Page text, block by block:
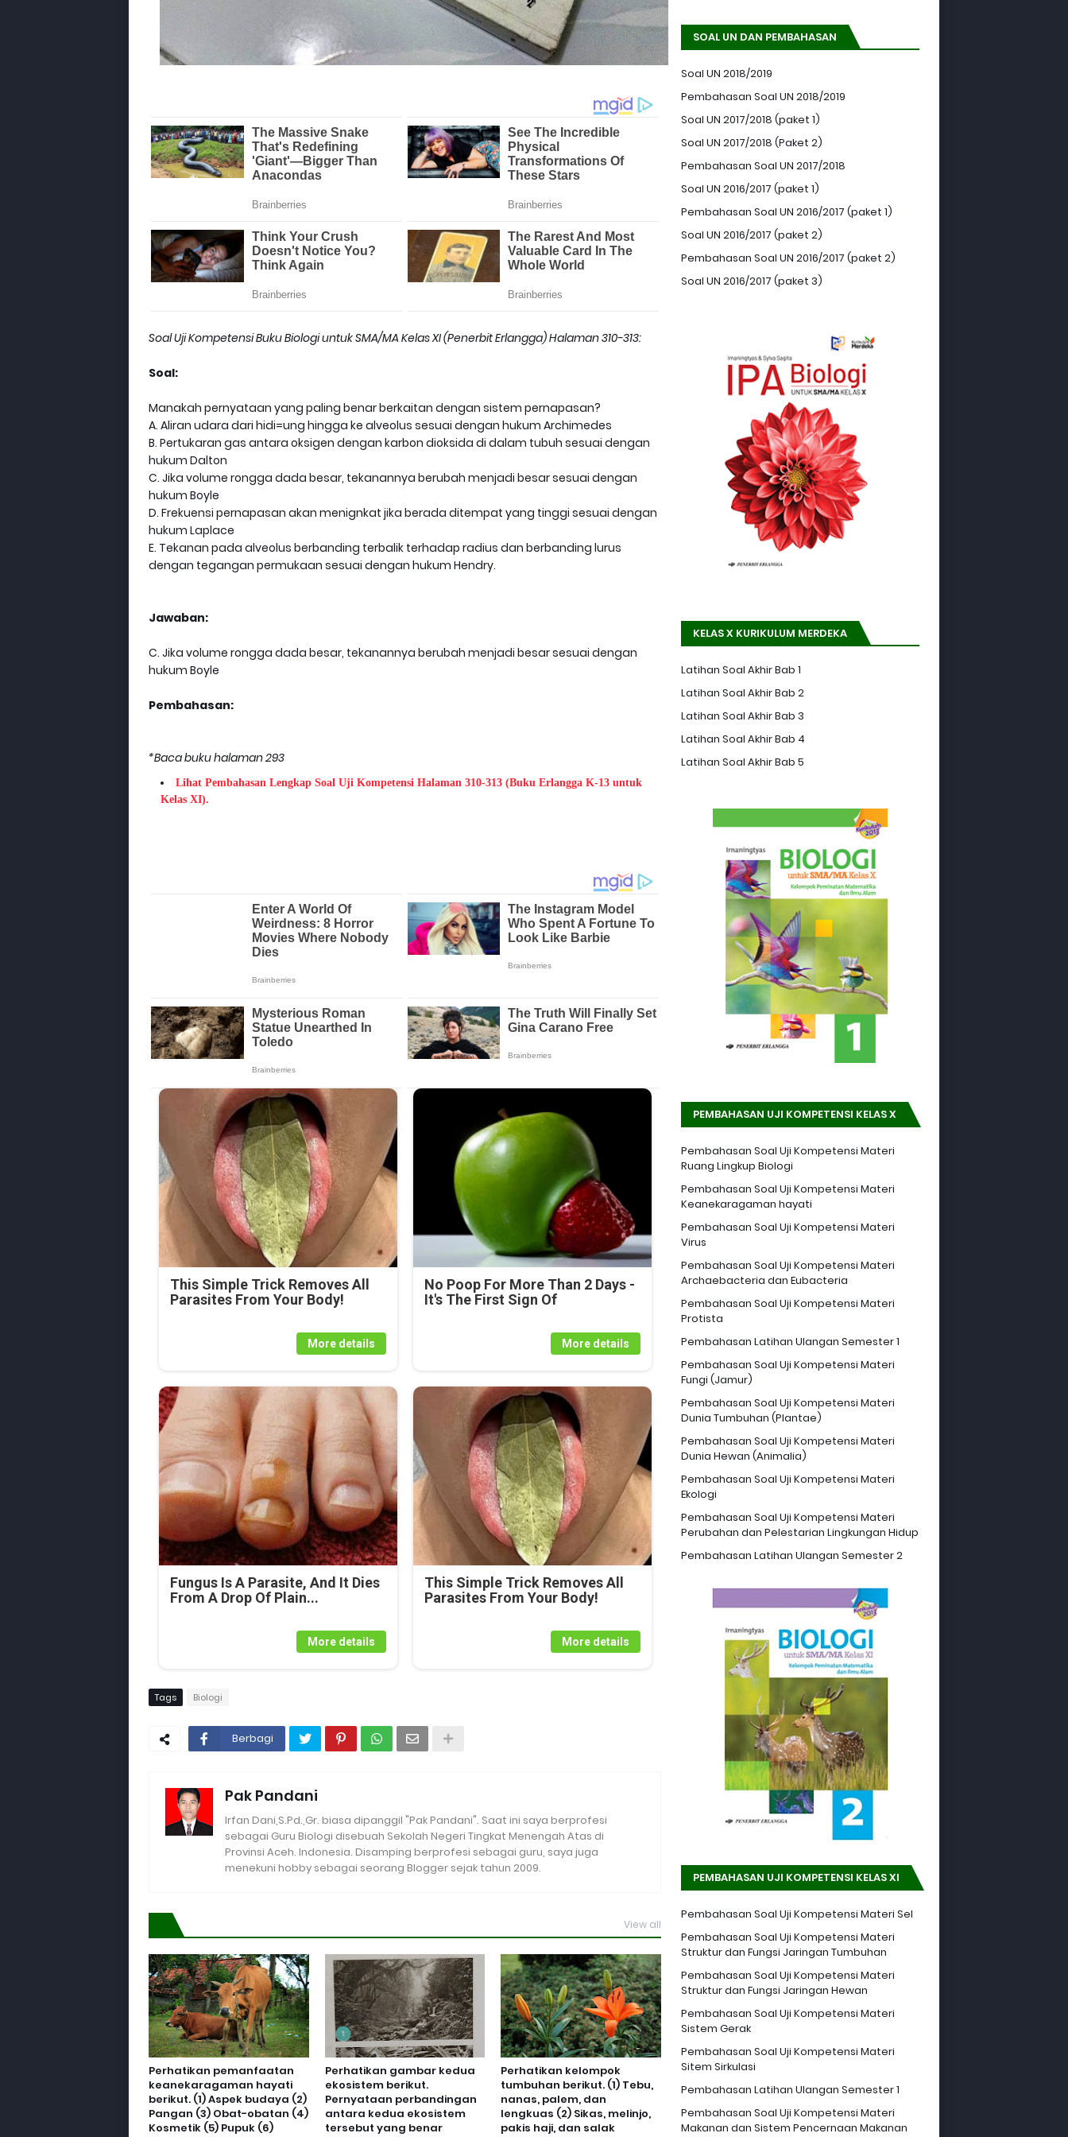
Soal Uji Kompetensi Buku Biologi untuk SMA/MA Kelas XI (Penerbit Erlangga) Halaman 310-313:
Soal:
Manakah pernyataan yang paling benar berkaitan dengan sistem pernapasan?
A. Aliran udara dari hidi=ung hingga ke alveolus sesuai dengan hukum Archimedes
B. Pertukaran gas antara oksigen dengan karbon dioksida di dalam tubuh sesuai dengan
hukum Dalton
C. Jika volume rongga dada besar, tekanannya berubah menjadi besar sesuai dengan
hukum Boyle
D. Frekuensi pernapasan akan menignkat jika berada ditempat yang tinggi sesuai dengan
hukum Laplace
E. Tekanan pada alveolus berbanding terbalik terhadap radius dan berbanding lurus
dengan tegangan permukaan sesuai dengan hukum Hendry.
Jawaban:
C. Jika volume rongga dada besar, tekanannya berubah menjadi besar sesuai dengan
hukum Boyle
Pembahasan:
*Baca buku halaman 293
Lihat Pembahasan Lengkap Soal Uji Kompetensi Halaman 310-313 (Buku Erlangga K-13 untuk
Kelas XI).
This Simple Trick Removes All
Parasites From Your Body!
More details
No Poop For More Than 2 Days -
It's The First Sign Of
More details
Fungus Is A Parasite, And It Dies
From A Drop Of Plain...
More details
This Simple Trick Removes All
Parasites From Your Body!
More details
Tags Biologi
Berbagi
Pak Pandani
Irfan Dani,S.Pd.,Gr. biasa dipanggil "Pak Pandani". Saat ini saya berprofesi
sebagai Guru Biologi disebuah Sekolah Negeri Tingkat Menengah Atas di
Provinsi Aceh. Indonesia. Disamping berprofesi sebagai guru, saya juga
menekuni hobby sebagai seorang Blogger sejak tahun 2009.
View all
Perhatikan pemanfaatan
keanekaragaman hayati
berikut. (1) Aspek budaya (2)
Pangan (3) Obat-obatan (4)
Kosmetik (5) Pupuk (6)
Perhatikan gambar kedua
ekosistem berikut.
Pernyataan perbandingan
antara kedua ekosistem
tersebut yang benar
Perhatikan kelompok
tumbuhan berikut. (1) Tebu,
nanas, palem, dan
lengkuas (2) Sikas, melinjo,
pakis haji, dan salak
SOAL UN DAN PEMBAHASAN
Soal UN 2018/2019
Pembahasan Soal UN 2018/2019
Soal UN 2017/2018 (paket 1)
Soal UN 2017/2018 (Paket 2)
Pembahasan Soal UN 2017/2018
Soal UN 2016/2017 (paket 1)
Pembahasan Soal UN 2016/2017 (paket 1)
Soal UN 2016/2017 (paket 2)
Pembahasan Soal UN 2016/2017 (paket 2)
Soal UN 2016/2017 (paket 3)
KELAS X KURIKULUM MERDEKA
Latihan Soal Akhir Bab 1
Latihan Soal Akhir Bab 2
Latihan Soal Akhir Bab 3
Latihan Soal Akhir Bab 4
Latihan Soal Akhir Bab 5
PEMBAHASAN UJI KOMPETENSI KELAS X
Pembahasan Soal Uji Kompetensi Materi
Ruang Lingkup Biologi
Pembahasan Soal Uji Kompetensi Materi
Keanekaragaman hayati
Pembahasan Soal Uji Kompetensi Materi
Virus
Pembahasan Soal Uji Kompetensi Materi
Archaebacteria dan Eubacteria
Pembahasan Soal Uji Kompetensi Materi
Protista
Pembahasan Latihan Ulangan Semester 1
Pembahasan Soal Uji Kompetensi Materi
Fungi (Jamur)
Pembahasan Soal Uji Kompetensi Materi
Dunia Tumbuhan (Plantae)
Pembahasan Soal Uji Kompetensi Materi
Dunia Hewan (Animalia)
Pembahasan Soal Uji Kompetensi Materi
Ekologi
Pembahasan Soal Uji Kompetensi Materi
Perubahan dan Pelestarian Lingkungan Hidup
Pembahasan Latihan Ulangan Semester 2
PEMBAHASAN UJI KOMPETENSI KELAS XI
Pembahasan Soal Uji Kompetensi Materi Sel
Pembahasan Soal Uji Kompetensi Materi
Struktur dan Fungsi Jaringan Tumbuhan
Pembahasan Soal Uji Kompetensi Materi
Struktur dan Fungsi Jaringan Hewan
Pembahasan Soal Uji Kompetensi Materi
Sistem Gerak
Pembahasan Soal Uji Kompetensi Materi
Sitem Sirkulasi
Pembahasan Latihan Ulangan Semester 1
Pembahasan Soal Uji Kompetensi Materi
Makanan dan Sistem Pencernaan Makanan